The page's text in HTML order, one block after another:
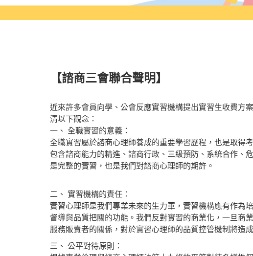
【諮商三會聯合聲明】
近來許多會員向學、公會反應實習機構提出實習生收費方
清以下觀念：
一、 全職實習的意義：
全職實習屬於諮商心理師養成的重要學習歷程，也是取得
包含諮商能力的精進、諮商行政、三級預防、系統合作、
是完整的實習，也是我們對諮商心理師的期許。
二、 實習機構的責任：
實習心理師是我們專業未來的生力軍，實習機構應有作為
督導與品質把關的功能。我們反對實習的商業化，一旦商
服務販賣者的關係，對於實習心理師的品質控管機制將造
三、 公平對待原則：